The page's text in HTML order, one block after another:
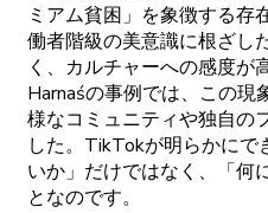
ミアム貧困」を象徴する存
働者階級の美意識に根ざした
く、 カルチャーへの感度が
Harnaśの事例では、 この現
様なコミュニティや独自の
した。 TikTokが明らかにで
いか」だけではな く、 「何
となのです。